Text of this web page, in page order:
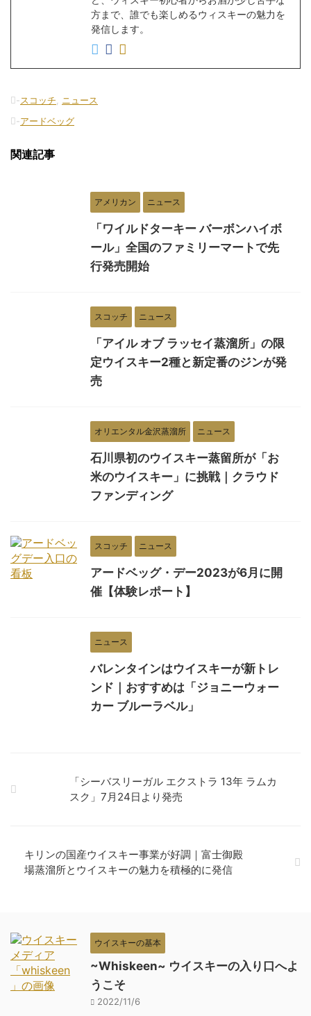
方まで、誰でも楽しめるウィスキーの魅力を
発信します。
-スコッチ
ニュース
-アードベッグ
関連記事
アメリカン ニュース
「ワイルドターキー バーボンハイボ
ール」全国のファミリーマートで先
行発売開始
スコッチ ニュース
「アイル オブ ラッセイ蒸溜所」の限
定ウイスキー2種と新定番のジンが発
売
オリエンタル金沢蒸溜所 ニュース
石川県初のウイスキー蒸留所が「お
米のウイスキー」に挑戦｜クラウド
ファンディング
スコッチ ニュース
アードベッグ・デー2023が6月に開
催【体験レポート】
ニュース
バレンタインはウイスキーが新トレ
ンド｜おすすめは「ジョニーウォー
カー ブルーラベル」
「シーバスリーガル エクストラ 13年 ラムカ
スク」7月24日より発売
キリンの国産ウイスキー事業が好調｜富士御殿
場蒸溜所とウイスキーの魅力を積極的に発信
ウイスキーの基本
~Whiskeen~ ウイスキーの入り口へよ
うこそ
2022/11/6